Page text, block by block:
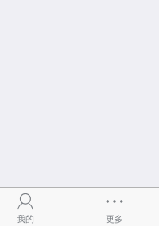
我的 更多